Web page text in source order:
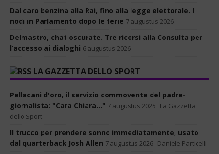
Dal caro benzina alla Rai, fino alla legge elettorale. I
nodi in Parlamento dopo le ferie 7 augustus 2026
Delmastro, chat oscurate. Tre ricorsi alla Consulta per
l’accesso ai dialoghi 6 augustus 2026
LA GAZZETTA DELLO SPORT
Pellacani d'oro, il servizio commovente del padre-
giornalista: "Cara Chiara..." 7 augustus 2026 La Gazzetta
dello Sport
Il trucco per prendere sonno immediatamente, usato
dal quarterback Josh Allen 7 augustus 2026 Daniele Particelli